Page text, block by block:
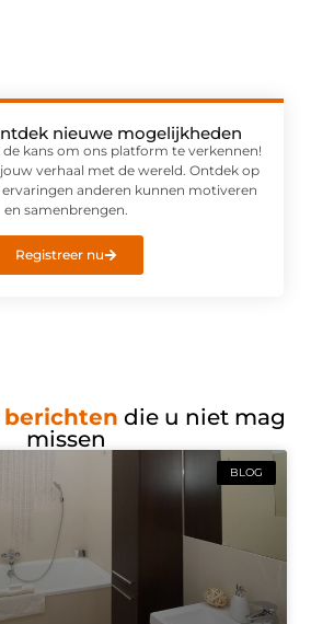
nieuwe mogelijkheden
kans om ons platform te verkennen!
jouw verhaal met de wereld. Ontdek op
anderen kunnen motiveren
en samenbrengen.
Registreer nu
berichten die u niet mag
missen
BLOG